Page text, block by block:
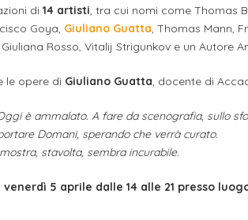
di 14 artisti, tra cui nomi come Thomas
Goya, Giuliano Guatta, Thomas Mann,
Rosso, Vitalij Strigunkov e un Autore
le opere di Giuliano Guatta, docente di
è ammalato. A fare da scenografia, sullo
Domani, sperando che verrà curato.
stavolta, sembra incurabile.
venerdì 5 aprile dalle 14 alle 21 presso